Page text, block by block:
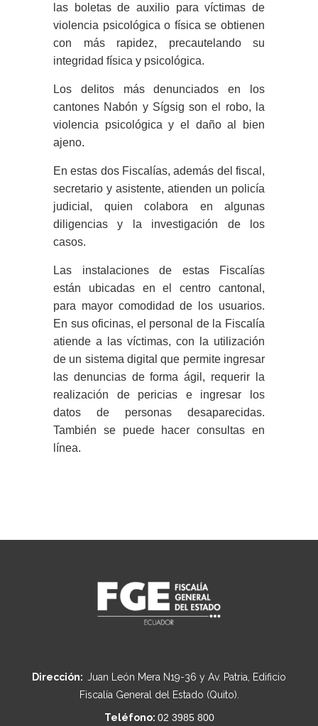
las boletas de auxilio para víctimas de
violencia psicológica o física se obtienen
con más rapidez, precautelando su
integridad física y psicológica.
Los delitos más denunciados en los
cantones Nabón y Sígsig son el robo, la
violencia psicológica y el daño al bien
ajeno.
En estas dos Fiscalías, además del fiscal,
secretario y asistente, atienden un policía
judicial, quien colabora en algunas
diligencias y la investigación de los
casos.
Las instalaciones de estas Fiscalías
están ubicadas en el centro cantonal,
para mayor comodidad de los usuarios.
En sus oficinas, el personal de la Fiscalía
atiende a las víctimas, con la utilización
de un sistema digital que permite ingresar
las denuncias de forma ágil, requerir la
realización de pericias e ingresar los
datos de personas desaparecidas.
También se puede hacer consultas en
línea.
Dirección: Juan León Mera N19-36 y Av. Patria, Edificio
Fiscalía General del Estado (Quito).
Teléfono: 02 3985 800